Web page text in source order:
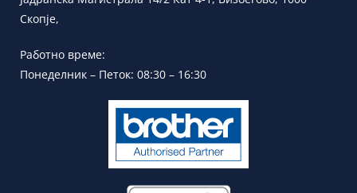
Скопје,
Работно време:
Понеделник – Петок: 08:30 – 16:30